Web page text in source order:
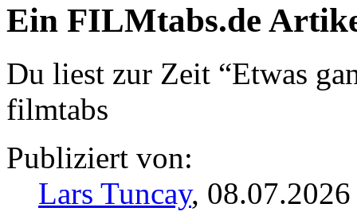
Ein FILMtabs.de
Du liest zur Zeit “Etwas
filmtabs
Publiziert von:
Lars Tuncay,